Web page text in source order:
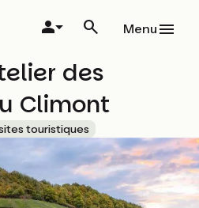
Menu
des
Climont
sites touristiques